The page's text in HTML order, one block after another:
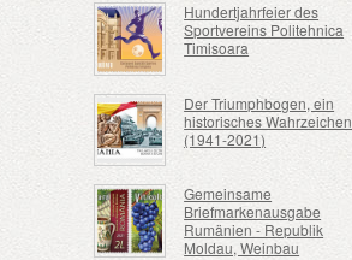
Hundertjahrfeier des
Sportvereins Politehnica
Timisoara
Der Triumphbogen, ein
historisches Wahrzeichen
(1941-2021)
Gemeinsame
Briefmarkenausgabe
Rumänien - Republik
Moldau, Weinbau